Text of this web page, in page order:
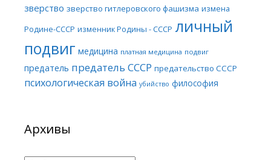
зверство зверство гитлеровского фашизма измена
Родине-СССР изменник Родины - СССР личный
подвиг медицина платная медицина подвиг
предатель предатель СССР предательство СССР
психологическая война убийство философия
Архивы